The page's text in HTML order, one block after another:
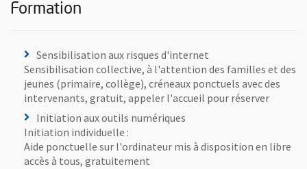
Formation
Sensibilisation aux risques d'internet
Sensibilisation collective, à l'attention des familles et des
jeunes (primaire, collège), créneaux ponctuels avec des
intervenants, gratuit, appeler l'accueil pour réserver
Initiation aux outils numériques
Initiation individuelle :
Aide ponctuelle sur l'ordinateur mis à disposition en libre
accès à tous, gratuitement